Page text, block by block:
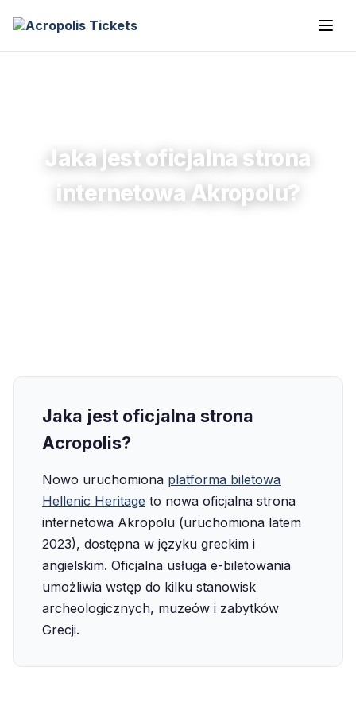
Jaka jest oficjalna strona
internetowa Akropolu?
Jaka jest oficjalna strona
Acropolis?
Nowo uruchomiona platforma biletowa
Hellenic Heritage to nowa oficjalna strona
internetowa Akropolu (uruchomiona latem
2023), dostępna w języku greckim i
angielskim. Oficjalna usługa e-biletowania
umożliwia wstęp do kilku stanowisk
archeologicznych, muzeów i zabytków
Grecji.